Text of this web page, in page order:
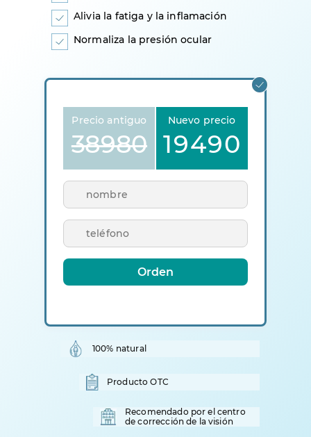
Alivia la fatiga y la inflamación
Normaliza la presión ocular
Precio antiguo
38980
ARS
Nuevo precio
19490
ARS
Orden
100% natural
Producto OTC
Recomendado por el centro
de corrección de la visión